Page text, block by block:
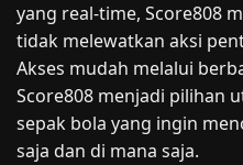
yang real-time, Score808
tidak melewatkan aksi
Akses mudah melalui
Score808 menjadi pilihan
sepak bola yang ingin
saja dan di mana saja.